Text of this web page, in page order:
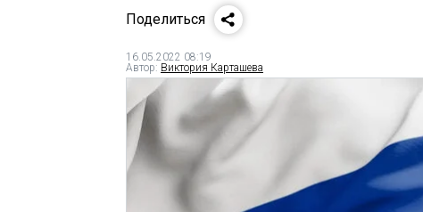
Поделиться
16.05.2022 08:19
Автор: Виктория Карташева